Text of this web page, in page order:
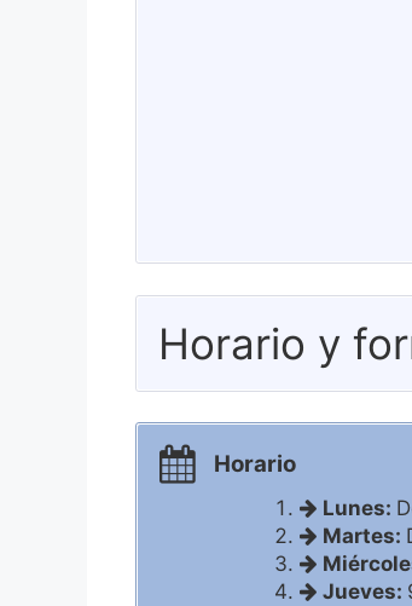
Horario y
Horario
Lunes:
Martes:
Jueves: